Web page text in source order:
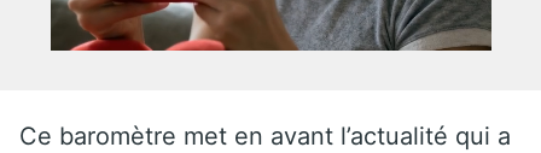
Ce baromètre met en avant l’actualité qui a